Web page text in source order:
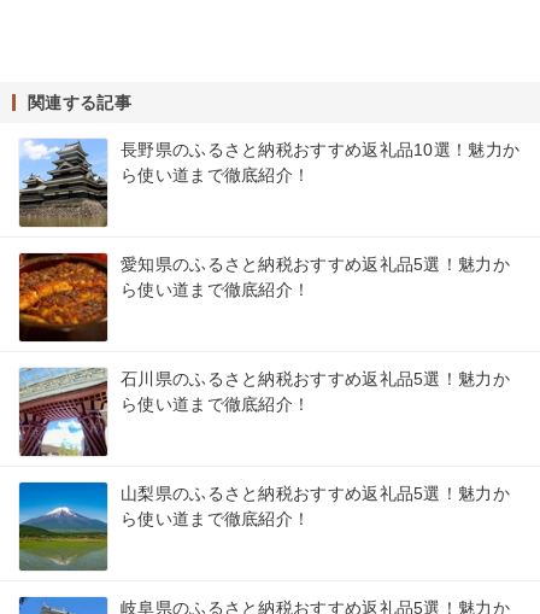
関連する記事
長野県のふるさと納税おすすめ返礼品10選！魅力か
ら使い道まで徹底紹介！
愛知県のふるさと納税おすすめ返礼品5選！魅力か
ら使い道まで徹底紹介！
石川県のふるさと納税おすすめ返礼品5選！魅力か
ら使い道まで徹底紹介！
山梨県のふるさと納税おすすめ返礼品5選！魅力か
ら使い道まで徹底紹介！
岐阜県のふるさと納税おすすめ返礼品5選！魅力か